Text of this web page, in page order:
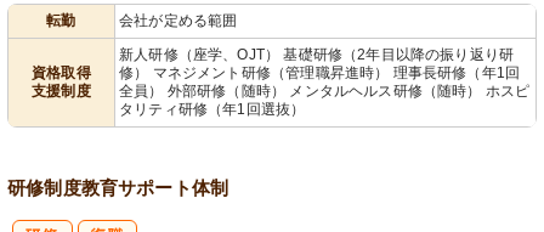
転勤 会社が定める範囲
資格取得
支援制度
新人研修（座学、OJT） 基礎研修（2年目以降の振り返り研
修） マネジメント研修（管理職昇進時） 理事長研修（年1回
全員） 外部研修（随時） メンタルヘルス研修（随時） ホスピ
タリティ研修（年1回選抜）
研修制度教育サポート体制